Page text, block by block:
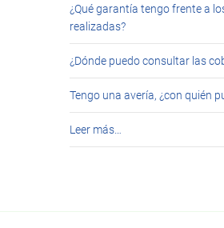
¿Qué garantía tengo frente a
realizadas?
¿Dónde puedo consultar las
Tengo una avería, ¿con quién
Leer más…